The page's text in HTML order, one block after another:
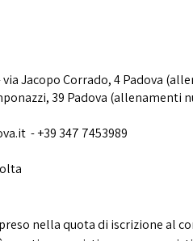
Jacopo Corrado, 4 Padova
39 Padova (allenamenti
- +39 347 7453989
nella quota di iscrizione al